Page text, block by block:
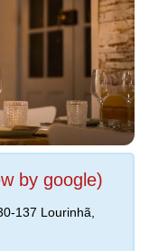
by google)
137 Lourinhã,